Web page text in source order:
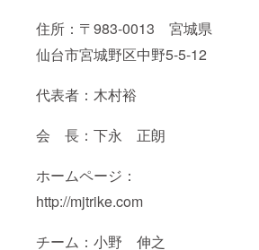
住所：〒983-0013 宮城県
仙台市宮城野区中野5-5-12
代表者：木村裕
会 長：下永 正朗
ホームページ：
http://mjtrike.com
チーム：小野 伸之